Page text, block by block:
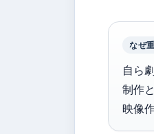
なぜ
自ら
制作
映像